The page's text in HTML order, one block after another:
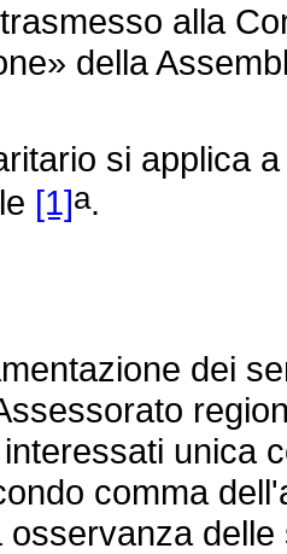
alla
della
si applica a
[1]a.
dei
unica
comma